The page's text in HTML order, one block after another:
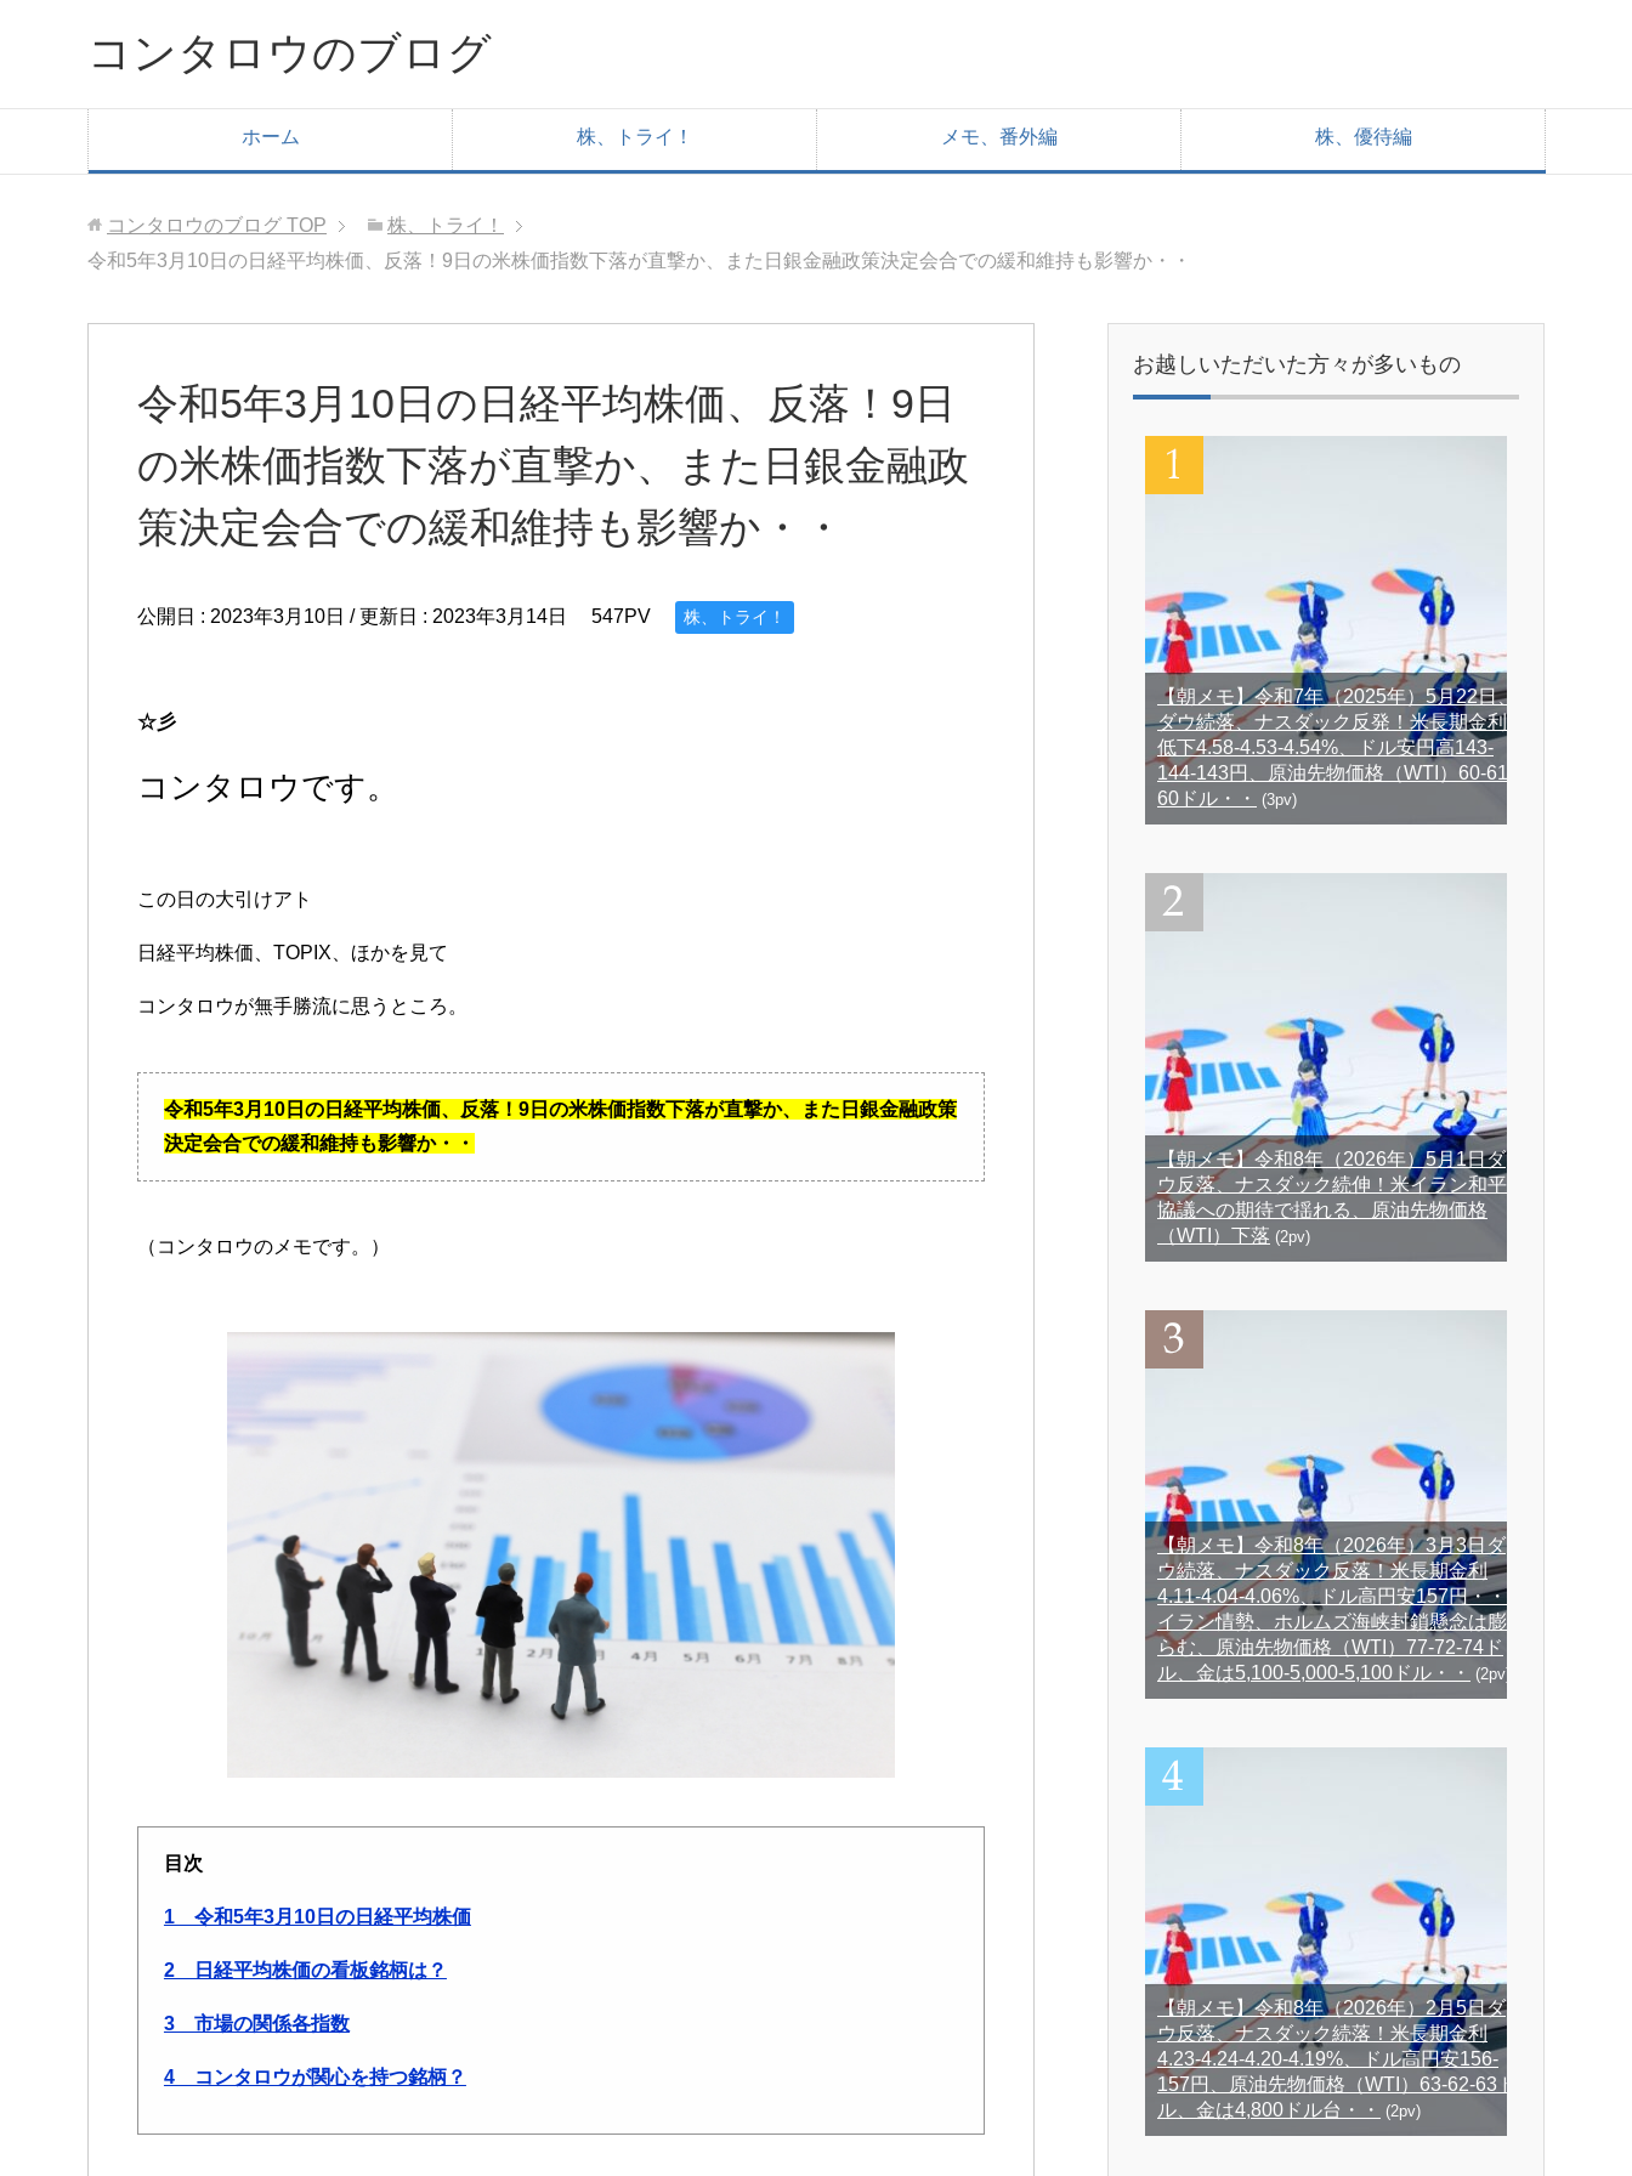
コンタロウのブログ
ホーム 株、トライ！ メモ、番外編 株、優待編
コンタロウのブログ TOP
株、トライ！
令和5年3月10日の日経平均株価、反落！9日の米株価指数下落が直撃か、また日銀金融政策決定会合での緩和維持も影響か・・
令和5年3月10日の日経平均株価、反落！9日
の米株価指数下落が直撃か、また日銀金融政
策決定会合での緩和維持も影響か・・
公開日 : 2023年3月10日 / 更新日 : 2023年3月14日 547PV 株、トライ！
☆彡
コンタロウです。
この日の大引けアト
日経平均株価、TOPIX、ほかを見て
コンタロウが無手勝流に思うところ。
令和5年3月10日の日経平均株価、反落！9日の米株価指数下落が直撃か、また日銀金融政策
決定会合での緩和維持も影響か・・
（コンタロウのメモです。）
目次
1 令和5年3月10日の日経平均株価
2 日経平均株価の看板銘柄は？
3 市場の関係各指数
4 コンタロウが関心を持つ銘柄？
お越しいただいた方々が多いもの
【朝メモ】令和7年（2025年）5月22日、
ダウ続落、ナスダック反発！米長期金利
低下4.58-4.53-4.54%、ドル安円高143-
144-143円、原油先物価格（WTI）60-61-
60ドル・・
(3pv)
【朝メモ】令和8年（2026年）5月1日ダ
ウ反落、ナスダック続伸！米イラン和平
協議への期待で揺れる、原油先物価格
（WTI）下落 (2pv)
【朝メモ】令和8年（2026年）3月3日ダ
ウ続落、ナスダック反落！米長期金利
4.11-4.04-4.06%、ドル高円安157円・・
イラン情勢、ホルムズ海峡封鎖懸念は膨
らむ、原油先物価格（WTI）77-72-74ド
ル、金は5,100-5,000-5,100ドル・・
(2pv)
【朝メモ】令和8年（2026年）2月5日ダ
ウ反落、ナスダック続落！米長期金利
4.23-4.24-4.20-4.19%、ドル高円安156-
157円、原油先物価格（WTI）63-62-63ド
ル、金は4,800ドル台・・
(2pv)